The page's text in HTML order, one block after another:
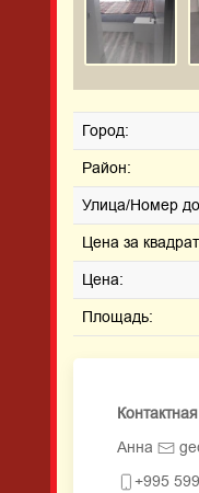
Город:
Район:
Улица/Номер
Цена за
Цена:
Площадь:
Анна
+995